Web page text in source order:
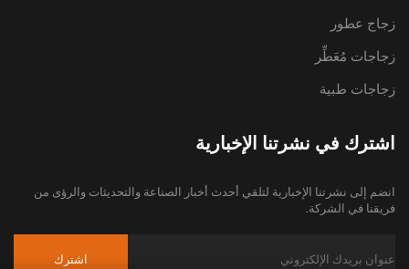
زجاج عطور
زجاجات مُعَطِّر
زجاجات طبية
اشترك في نشرتنا الإخبارية
انضم إلى نشرتنا الإخبارية لتلقي أحدث أخبار الصناعة والتحديثات والرؤى من
فريقنا في الشركة.
اشترك